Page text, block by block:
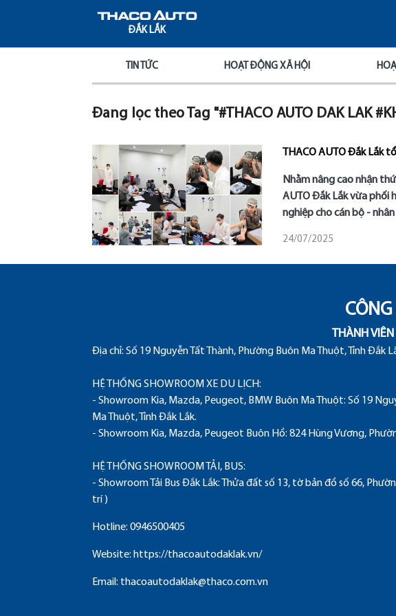
ĐẮK LẮK
TIN TỨC HOẠT ĐỘNG XÃ HỘI
Đang lọc theo Tag "#THACO AUTO DAK LAK
THACO AUTO Đắk Lắk
Nhằm nâng cao nhận
AUTO Đắk Lắk vừa phối
nghiệp cho cán bộ -
24/07/2025
THÀNH
Địa chỉ:Số 19 Nguyễn Tất Thành, Phường Buôn Ma Thuột, Tỉnh Đắk
HỆ THỐNG SHOWROOM XE DU LỊCH:
- Showroom Kia, Mazda, Peugeot, BMW Buôn Ma Thuột: Số 19
Ma Thuột, Tỉnh Đắk Lắk.
- Showroom Kia, Mazda, Peugeot Buôn Hồ: 824 Hùng Vương,
HỆ THỐNG SHOWROOM TẢI, BUS:
- Showroom Tải Bus Đắk Lắk: Thửa đất số 13, tờ bản đồ số 66,
trí )
Hotline:0946500405
Website: https://thacoautodaklak.vn/
Email: thacoautodaklak@thaco.com.vn